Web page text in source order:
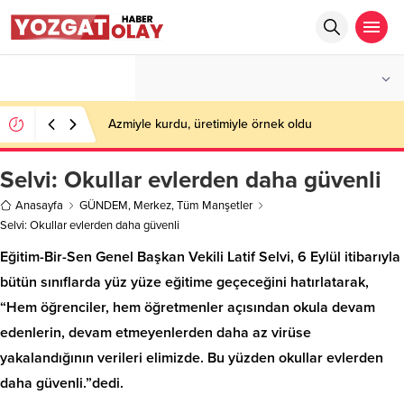
Azmiyle kurdu, üretimiyle örnek oldu
Selvi: Okullar evlerden daha güvenli
Anasayfa GÜNDEM, Merkez,Tüm Manşetler
Selvi: Okullar evlerden daha güvenli
Eğitim-Bir-Sen Genel Başkan Vekili Latif Selvi, 6 Eylül itibarıyla
bütün sınıflarda yüz yüze eğitime geçeceğini hatırlatarak,
“Hem öğrenciler, hem öğretmenler açısından okula devam
edenlerin, devam etmeyenlerden daha az virüse
yakalandığının verileri elimizde. Bu yüzden okullar evlerden
daha güvenli.”dedi.